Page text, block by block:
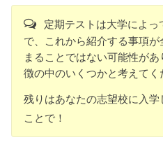
定期テストは大学によ
で、これから紹介する事項
まることではない可能性が
徴の中のいくつかと考えてく
残りはあなたの志望校に入学
ことで！